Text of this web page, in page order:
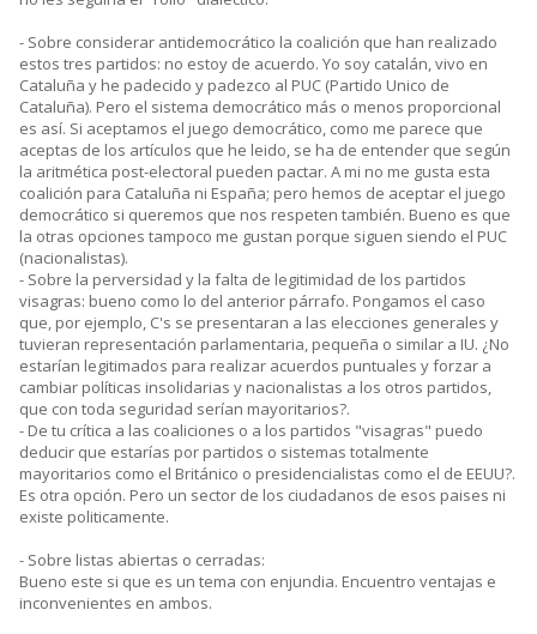
- Sobre considerar antidemocrático la coalición que han realizado
estos tres partidos: no estoy de acuerdo. Yo soy catalán, vivo en
Cataluña y he padecido y padezco al PUC (Partido Unico de
Cataluña). Pero el sistema democrático más o menos proporcional
es así. Si aceptamos el juego democrático, como me parece que
aceptas de los artículos que he leido, se ha de entender que según
la aritmética post-electoral pueden pactar. A mi no me gusta esta
coalición para Cataluña ni España; pero hemos de aceptar el juego
democrático si queremos que nos respeten también. Bueno es que
la otras opciones tampoco me gustan porque siguen siendo el PUC
(nacionalistas).
- Sobre la perversidad y la falta de legitimidad de los partidos
visagras: bueno como lo del anterior párrafo. Pongamos el caso
que, por ejemplo, C's se presentaran a las elecciones generales y
tuvieran representación parlamentaria, pequeña o similar a IU. ¿No
estarían legitimados para realizar acuerdos puntuales y forzar a
cambiar políticas insolidarias y nacionalistas a los otros partidos,
que con toda seguridad serían mayoritarios?.
- De tu crítica a las coaliciones o a los partidos "visagras" puedo
deducir que estarías por partidos o sistemas totalmente
mayoritarios como el Británico o presidencialistas como el de EEUU?.
Es otra opción. Pero un sector de los ciudadanos de esos paises ni
existe politicamente.
- Sobre listas abiertas o cerradas:
Bueno este si que es un tema con enjundia. Encuentro ventajas e
inconvenientes en ambos.